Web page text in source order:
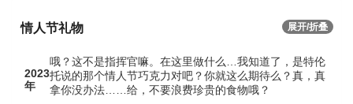
情人节礼物 展开/折叠
2023
年
哦？这不是指挥官嘛。在这里做什么…我知道了，是特伦
托说的那个情人节巧克力对吧？你就这么期待么？真，真
拿你没办法……给，不要浪费珍贵的食物哦？